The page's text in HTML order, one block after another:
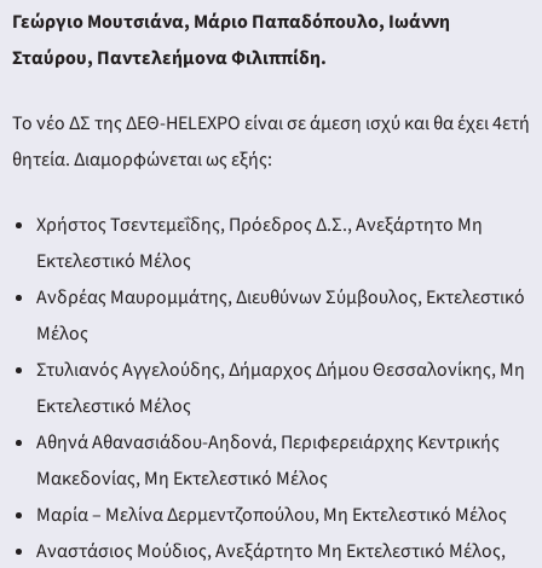
Γεώργιο Μουτσιάνα, Μάριο Παπαδόπουλο, Ιωάννη
Σταύρου, Παντελεήμονα Φιλιππίδη.
Το νέο ΔΣ της ΔΕΘ-HELEXPO είναι σε άμεση ισχύ και θα έχει 4ετή
θητεία. Διαμορφώνεται ως εξής:
Χρήστος Τσεντεμεΐδης, Πρόεδρος Δ.Σ., Ανεξάρτητο Μη
Εκτελεστικό Μέλος
Ανδρέας Μαυρομμάτης, Διευθύνων Σύμβουλος, Εκτελεστικό
Μέλος
Στυλιανός Αγγελούδης, Δήμαρχος Δήμου Θεσσαλονίκης, Μη
Εκτελεστικό Μέλος
Αθηνά Αθανασιάδου-Αηδονά, Περιφερειάρχης Κεντρικής
Μακεδονίας, Μη Εκτελεστικό Μέλος
Μαρία – Μελίνα Δερμεντζοπούλου, Μη Εκτελεστικό Μέλος
Αναστάσιος Μούδιος, Ανεξάρτητο Μη Εκτελεστικό Μέλος,